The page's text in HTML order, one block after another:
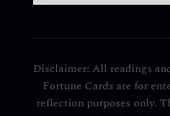
Disclaimer: All readings
Fortune Cards are for
reflection purposes only.